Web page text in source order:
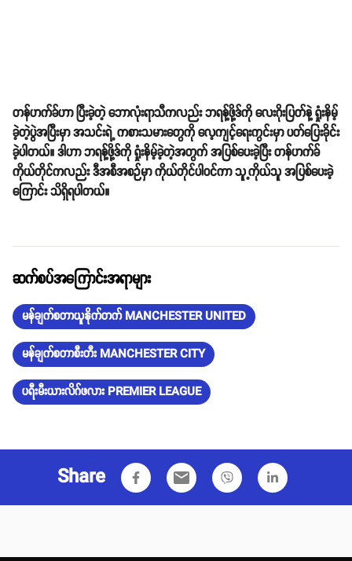
တန်ဟက်ခ်ဟာ ပြီးခဲ့တဲ့ ဘောလုံးရာသီကလည်း ဘရန့်ဖို့ဒ်ကို လေးဂိုးပြတ်နဲ့ ရှုံးနိမ့်
ခဲ့တဲ့ပွဲအပြီးမှာ အသင်းရဲ့ ကစားသမားတွေကို လေ့ကျင့်ရေးကွင်းမှာ ပတ်ပြေးခိုင်း
ခဲ့ပါတယ်။ ဒါဟာ ဘရန့်ဖို့ဒ်ကို ရှုံးနိမ့်ခဲ့တဲ့အတွက် အပြစ်ပေးခဲ့ပြီး တန်ဟက်ခ်
ကိုယ်တိုင်ကလည်း ဒီအစီအစဉ်မှာ ကိုယ်တိုင်ပါဝင်ကာ သူ့ကိုယ်သူ အပြစ်ပေးခဲ့
ကြောင်း သိရှိရပါတယ်။
ဆက်စပ်အကြောင်းအရာများ
မန်ချက်စတာယူနိုက်တက် MANCHESTER UNITED
မန်ချက်စတာစီးတီး MANCHESTER CITY
ပရီးမီးယားလိဂ်ဖလား PREMIER LEAGUE
Share email